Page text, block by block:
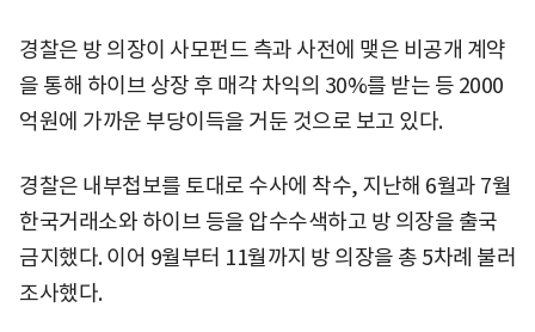
경찰은 방 의장이 사모펀드 측과 사전에 맺은 비공개 계약
을 통해 하이브 상장 후 매각 차익의 30%를 받는 등 2000
억원에 가까운 부당이득을 거둔 것으로 보고 있다.
경찰은 내부첩보를 토대로 수사에 착수, 지난해 6월과 7월
한국거래소와 하이브 등을 압수수색하고 방 의장을 출국
금지했다. 이어 9월부터 11월까지 방 의장을 총 5차례 불러
조사했다.